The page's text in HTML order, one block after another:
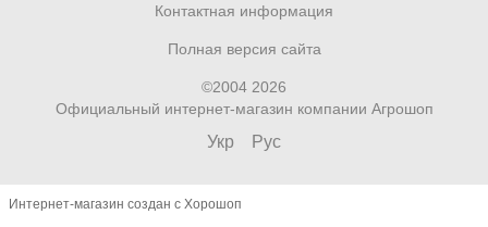
Контактная информация
Полная версия сайта
©2004 2026
Официальный интернет-магазин компании Агрошоп
Укр Рус
Интернет-магазин создан с Хорошоп